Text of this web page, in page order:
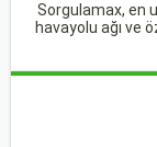
Sorgulamax, en
havayolu ağı ve